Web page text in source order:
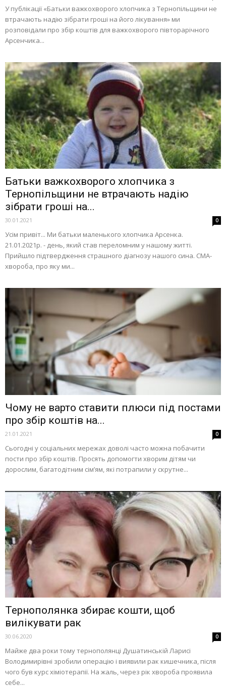
У публікації «Батьки важкохворого хлопчика з Тернопільщини не
втрачають надію зібрати гроші на його лікування» ми
розповідали про збір коштів для важкохворого півторарічного
Арсенчика...
Батьки важкохворого хлопчика з
Тернопільщини не втрачають надію
зібрати гроші на...
30.01.2021 0
Усім привіт... Ми батьки маленького хлопчика Арсенка.
21.01.2021р. - день, який став переломним у нашому житті.
Прийшло підтвердження страшного діагнозу нашого сина. СМА-
хвороба, про яку ми...
Чому не варто ставити плюси під постами
про збір коштів на...
21.01.2021 0
Сьогодні у соціальних мережах доволі часто можна побачити
пости про збір коштів. Просять допомогти хворим дітям чи
дорослим, багатодітним сім’ям, які потрапили у скрутне...
Тернополянка збирає кошти, щоб
вилікувати рак
30.06.2020 0
Майже два роки тому тернополянці Душатинській Ларисі
Володимирівні зробили операцію і виявили рак кишечника, після
чого був курс хіміотерапії. На жаль, через рік хвороба проявила
себе...